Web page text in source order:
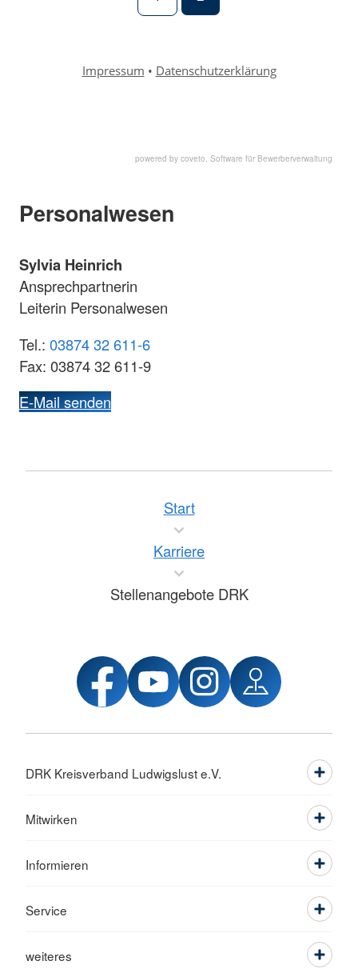
powered by coveto, Software für Bewerberverwaltung
Personalwesen
Sylvia Heinrich
Ansprechpartnerin
Leiterin Personalwesen
Tel.: 03874 32 611-6
Fax: 03874 32 611-9
E-Mail senden
Start
Karriere
Stellenangebote DRK
DRK Kreisverband Ludwigslust e.V.
Mitwirken
Informieren
Service
weiteres